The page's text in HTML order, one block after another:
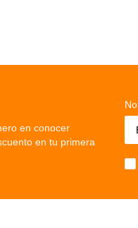
en conocer
en tu primera